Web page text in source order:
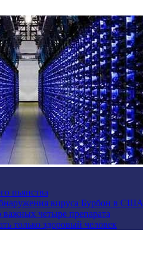
пьянства
вируса Бурбон в США
четыре препарата
только здоровый человек